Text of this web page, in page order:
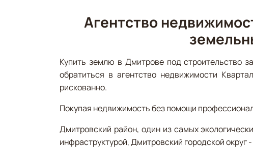
Агентство
Купить землю в Дмитрове под строительство
обратиться в агентство недвижимости
рискованно.
Покупая недвижимость без помощи
Дмитровский район, один из самых
инфраструктурой, Дмитровский городской округ